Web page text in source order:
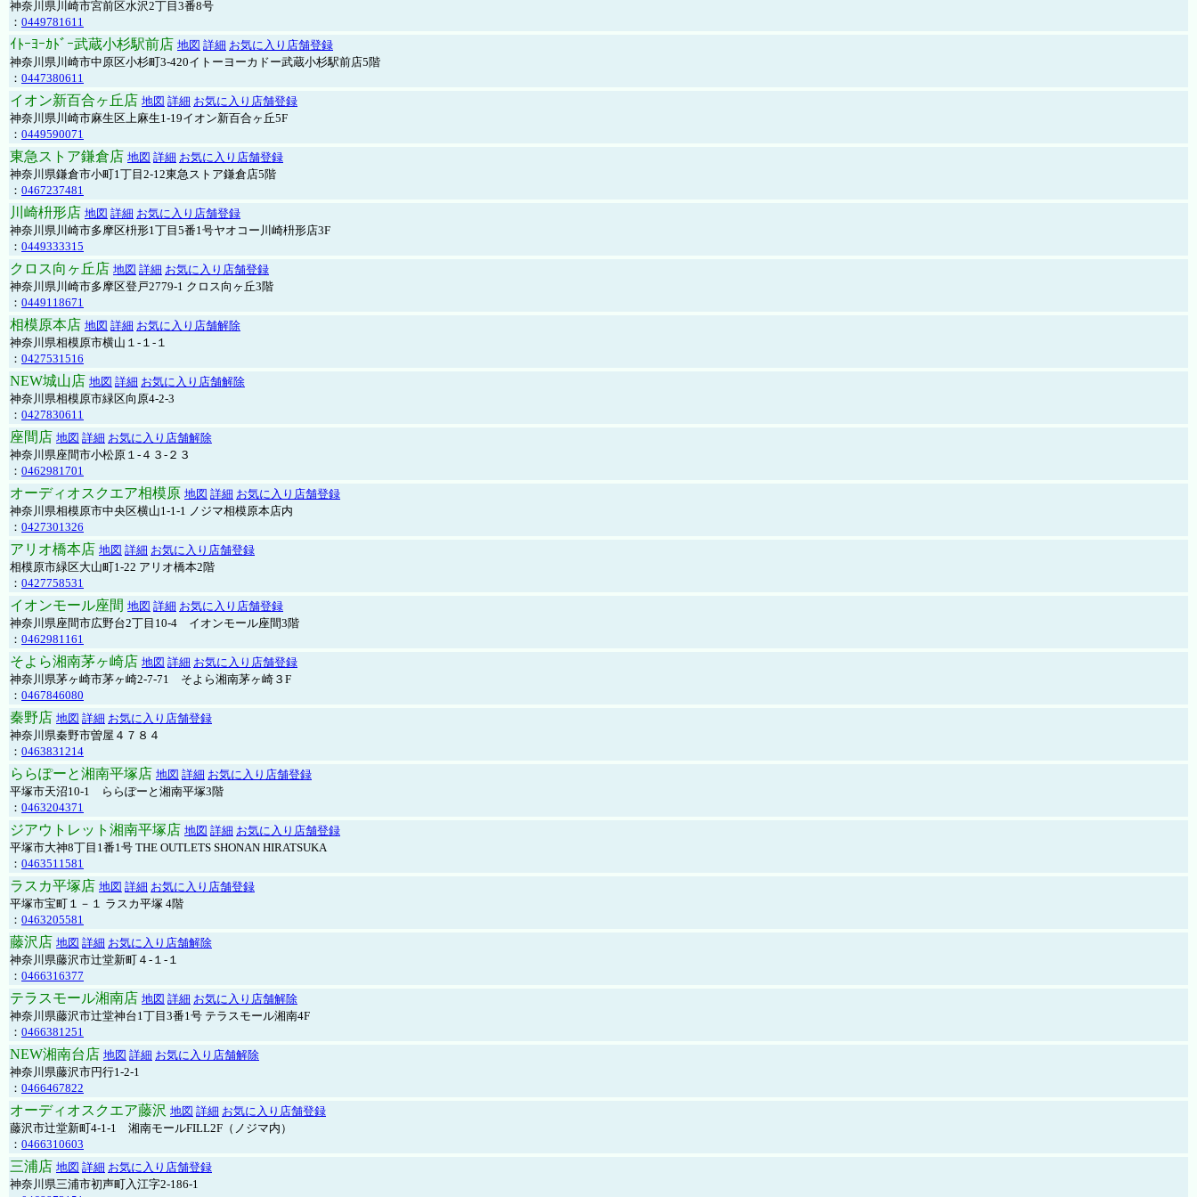
神奈川県川崎市宮前区水沢2丁目3番8号
： 0449781611
ｲﾄｰﾖｰｶﾄﾞｰ武蔵小杉駅前店 地図 詳細 お気に入り店舗登録
神奈川県川崎市中原区小杉町3-420イトーヨーカドー武蔵小杉駅前店5階
： 0447380611
イオン新百合ヶ丘店 地図 詳細 お気に入り店舗登録
神奈川県川崎市麻生区上麻生1-19イオン新百合ヶ丘5F
： 0449590071
東急ストア鎌倉店 地図 詳細 お気に入り店舗登録
神奈川県鎌倉市小町1丁目2-12東急ストア鎌倉店5階
： 0467237481
川崎枡形店 地図 詳細 お気に入り店舗登録
神奈川県川崎市多摩区枡形1丁目5番1号ヤオコー川崎枡形店3F
： 0449333315
クロス向ヶ丘店 地図 詳細 お気に入り店舗登録
神奈川県川崎市多摩区登戸2779-1 クロス向ヶ丘3階
： 0449118671
相模原本店 地図 詳細 お気に入り店舗解除
神奈川県相模原市横山１-１-１
： 0427531516
NEW城山店 地図 詳細 お気に入り店舗解除
神奈川県相模原市緑区向原4-2-3
： 0427830611
座間店 地図 詳細 お気に入り店舗解除
神奈川県座間市小松原１-４３-２３
： 0462981701
オーディオスクエア相模原 地図 詳細 お気に入り店舗登録
神奈川県相模原市中央区横山1-1-1 ノジマ相模原本店内
： 0427301326
アリオ橋本店 地図 詳細 お気に入り店舗登録
相模原市緑区大山町1-22 アリオ橋本2階
： 0427758531
イオンモール座間 地図 詳細 お気に入り店舗登録
神奈川県座間市広野台2丁目10-4 イオンモール座間3階
： 0462981161
そよら湘南茅ヶ崎店 地図 詳細 お気に入り店舗登録
神奈川県茅ヶ崎市茅ヶ崎2‐7‐71 そよら湘南茅ヶ崎３F
： 0467846080
秦野店 地図 詳細 お気に入り店舗登録
神奈川県秦野市曽屋４７８４
： 0463831214
ららぽーと湘南平塚店 地図 詳細 お気に入り店舗登録
平塚市天沼10-1 ららぽーと湘南平塚3階
： 0463204371
ジアウトレット湘南平塚店 地図 詳細 お気に入り店舗登録
平塚市大神8丁目1番1号 THE OUTLETS SHONAN HIRATSUKA
： 0463511581
ラスカ平塚店 地図 詳細 お気に入り店舗登録
平塚市宝町１－１ ラスカ平塚 4階
： 0463205581
藤沢店 地図 詳細 お気に入り店舗解除
神奈川県藤沢市辻堂新町４-１-１
： 0466316377
テラスモール湘南店 地図 詳細 お気に入り店舗解除
神奈川県藤沢市辻堂神台1丁目3番1号 テラスモール湘南4F
： 0466381251
NEW湘南台店 地図 詳細 お気に入り店舗解除
神奈川県藤沢市円行1-2-1
： 0466467822
オーディオスクエア藤沢 地図 詳細 お気に入り店舗登録
藤沢市辻堂新町4-1-1 湘南モールFILL2F（ノジマ内）
： 0466310603
三浦店 地図 詳細 お気に入り店舗登録
神奈川県三浦市初声町入江字2-186-1